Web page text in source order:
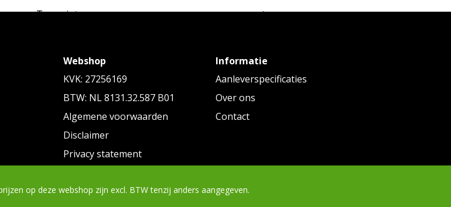
Toppoint
tot € 6,66 p/st
empty
Vanaf€ 10,86tot € 12,99 p/st
Swiss Peak
Webshop
KVK: 27256169
BTW: NL 8131.32.587 B01
Algemene voorwaarden
Disclaimer
Privacy statement
Informatie
Aanleverspecificaties
Over ons
Contact
op deze webshop zijn excl. BTW tenzij anders aangegeven.